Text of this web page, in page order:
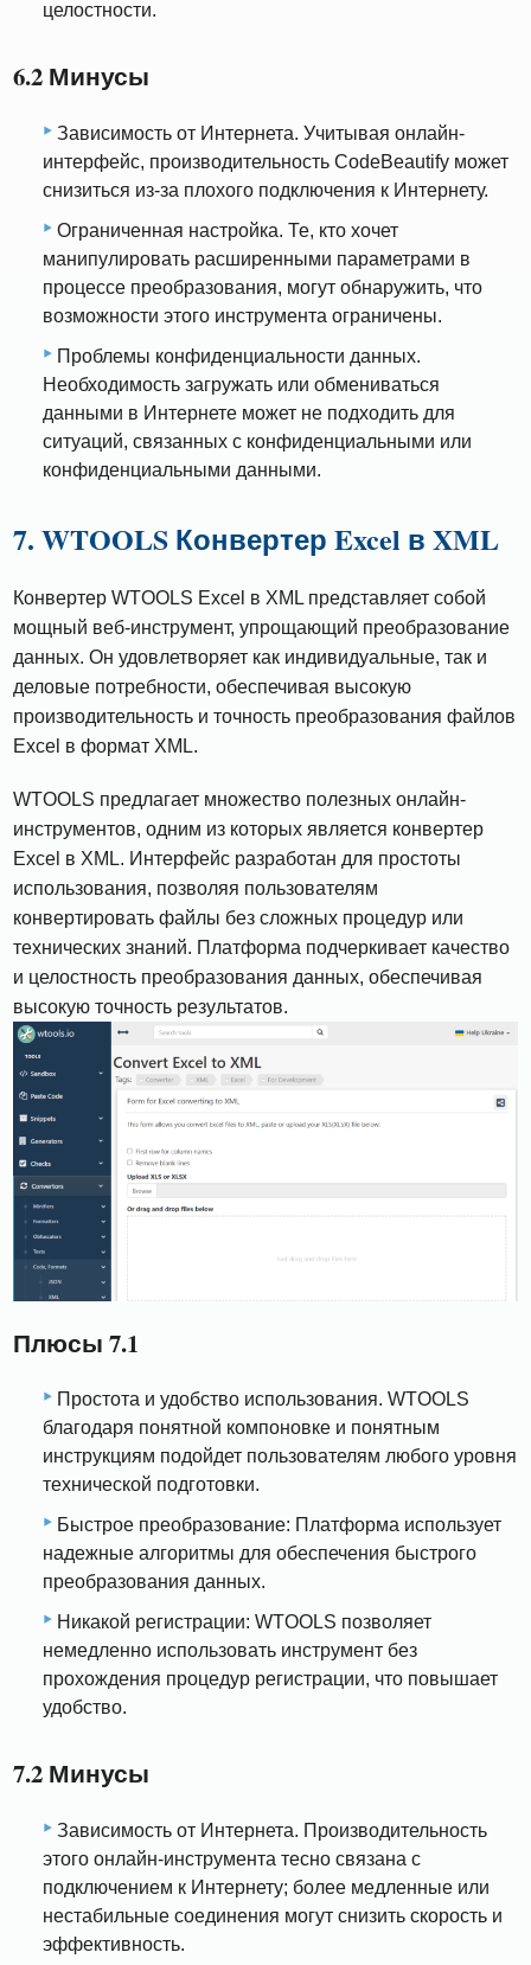
целостности.
6.2 Минусы
Зависимость от Интернета. Учитывая онлайн-
интерфейс, производительность CodeBeautify может
снизиться из-за плохого подключения к Интернету.
Ограниченная настройка. Те, кто хочет
манипулировать расширенными параметрами в
процессе преобразования, могут обнаружить, что
возможности этого инструмента ограничены.
Проблемы конфиденциальности данных.
Необходимость загружать или обмениваться
данными в Интернете может не подходить для
ситуаций, связанных с конфиденциальными или
конфиденциальными данными.
7. WTOOLS Конвертер Excel в XML
Конвертер WTOOLS Excel в XML представляет собой
мощный веб-инструмент, упрощающий преобразование
данных. Он удовлетворяет как индивидуальные, так и
деловые потребности, обеспечивая высокую
производительность и точность преобразования файлов
Excel в формат XML.
WTOOLS предлагает множество полезных онлайн-
инструментов, одним из которых является конвертер
Excel в XML. Интерфейс разработан для простоты
использования, позволяя пользователям
конвертировать файлы без сложных процедур или
технических знаний. Платформа подчеркивает качество
и целостность преобразования данных, обеспечивая
высокую точность результатов.
Плюсы 7.1
Простота и удобство использования. WTOOLS
благодаря понятной компоновке и понятным
инструкциям подойдет пользователям любого уровня
технической подготовки.
Быстрое преобразование: Платформа использует
надежные алгоритмы для обеспечения быстрого
преобразования данных.
Никакой регистрации: WTOOLS позволяет
немедленно использовать инструмент без
прохождения процедур регистрации, что повышает
удобство.
7.2 Минусы
Зависимость от Интернета. Производительность
этого онлайн-инструмента тесно связана с
подключением к Интернету; более медленные или
нестабильные соединения могут снизить скорость и
эффективность.